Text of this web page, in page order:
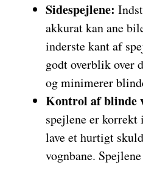
Sidespejlene:
akkurat kan ane
inderste kant af
godt overblik over
og minimerer
Kontrol af blinde
spejlene er
lave et hurtigt
vognbane.